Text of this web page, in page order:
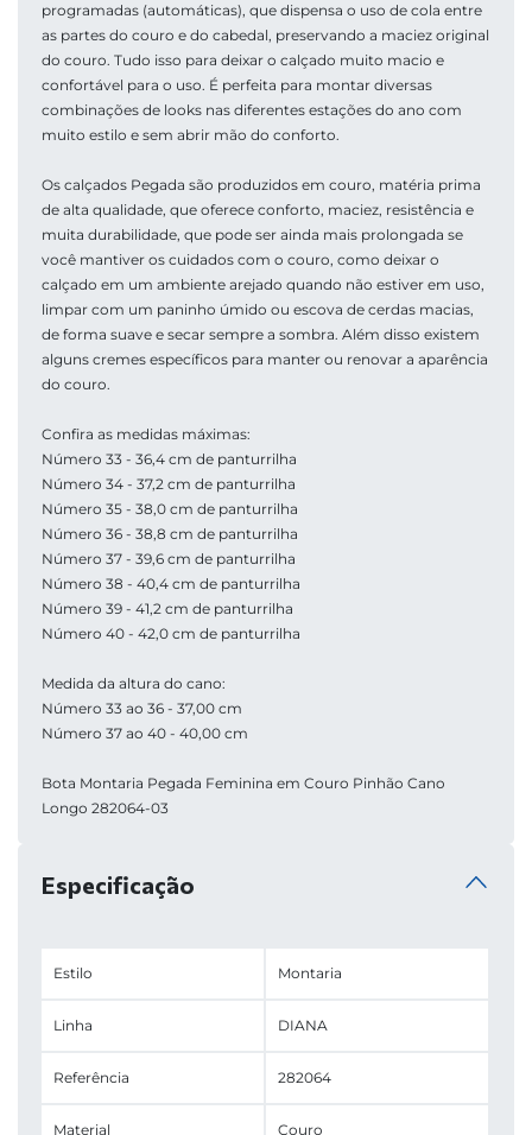
programadas (automáticas), que dispensa o uso de cola entre
as partes do couro e do cabedal, preservando a maciez original
do couro. Tudo isso para deixar o calçado muito macio e
confortável para o uso. É perfeita para montar diversas
combinações de looks nas diferentes estações do ano com
muito estilo e sem abrir mão do conforto.
Os calçados Pegada são produzidos em couro, matéria prima
de alta qualidade, que oferece conforto, maciez, resistência e
muita durabilidade, que pode ser ainda mais prolongada se
você mantiver os cuidados com o couro, como deixar o
calçado em um ambiente arejado quando não estiver em uso,
limpar com um paninho úmido ou escova de cerdas macias,
de forma suave e secar sempre a sombra. Além disso existem
alguns cremes específicos para manter ou renovar a aparência
do couro.
Confira as medidas máximas:
Número 33 - 36,4 cm de panturrilha
Número 34 - 37,2 cm de panturrilha
Número 35 - 38,0 cm de panturrilha
Número 36 - 38,8 cm de panturrilha
Número 37 - 39,6 cm de panturrilha
Número 38 - 40,4 cm de panturrilha
Número 39 - 41,2 cm de panturrilha
Número 40 - 42,0 cm de panturrilha
Medida da altura do cano:
Número 33 ao 36 - 37,00 cm
Número 37 ao 40 - 40,00 cm
Bota Montaria Pegada Feminina em Couro Pinhão Cano
Longo 282064-03
Especificação
Estilo Montaria
Linha DIANA
Referência 282064
Material Couro